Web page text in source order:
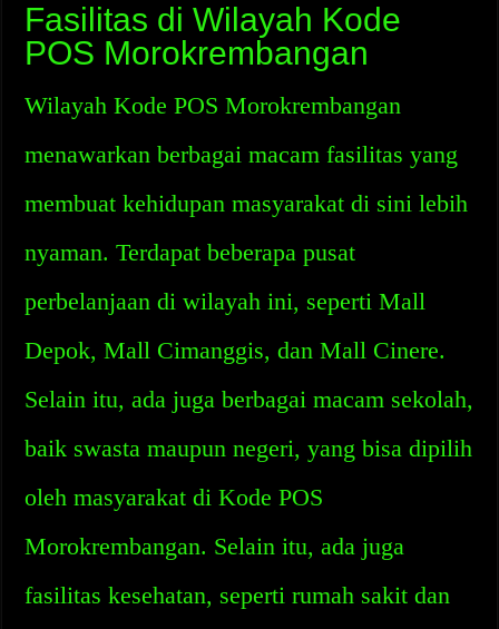
Fasilitas di Wilayah Kode
POS Morokrembangan
Wilayah Kode POS Morokrembangan
menawarkan berbagai macam fasilitas yang
membuat kehidupan masyarakat di sini lebih
nyaman. Terdapat beberapa pusat
perbelanjaan di wilayah ini, seperti Mall
Depok, Mall Cimanggis, dan Mall Cinere.
Selain itu, ada juga berbagai macam sekolah,
baik swasta maupun negeri, yang bisa dipilih
oleh masyarakat di Kode POS
Morokrembangan. Selain itu, ada juga
fasilitas kesehatan, seperti rumah sakit dan